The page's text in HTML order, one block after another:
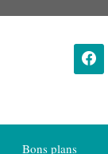
Bons plans